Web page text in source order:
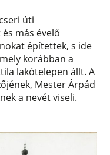
úti
más évelő
építettek, s ide
korábban a
lakótelepen állt. A
Mester Árpád
a nevét viseli.